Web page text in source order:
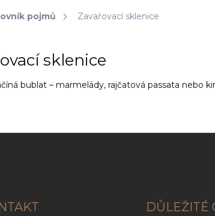
pojmů Zavařovací sklenice
sklenice
bublat – marmelády, rajčatová passata nebo
DŮLEŽITÉ